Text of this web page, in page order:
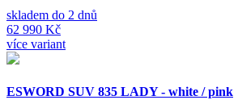
skladem do 2 dnů
62 990 Kč
více variant
ESWORD SUV 835 LADY - white / pink